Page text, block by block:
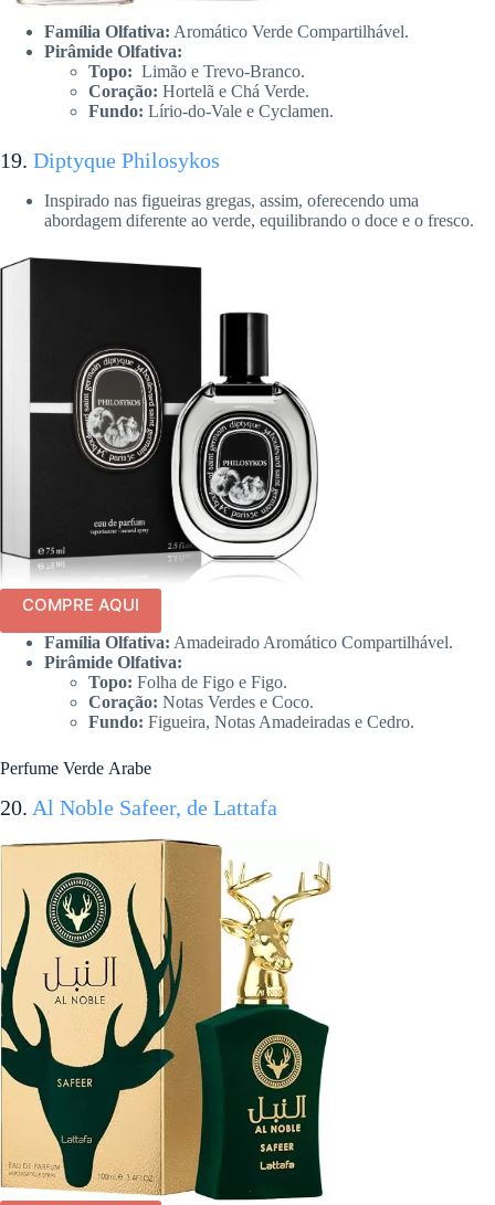
Família Olfativa: Aromático Verde Compartilhável.
Pirâmide Olfativa:
Topo: Limão e Trevo-Branco.
Coração: Hortelã e Chá Verde.
Fundo: Lírio-do-Vale e Cyclamen.
19. Diptyque Philosykos
Inspirado nas figueiras gregas, assim, oferecendo uma
abordagem diferente ao verde, equilibrando o doce e o fresco.
COMPRE AQUI
Família Olfativa: Amadeirado Aromático Compartilhável.
Pirâmide Olfativa:
Topo: Folha de Figo e Figo.
Coração: Notas Verdes e Coco.
Fundo: Figueira, Notas Amadeiradas e Cedro.
Perfume Verde Arabe
20. Al Noble Safeer, de Lattafa